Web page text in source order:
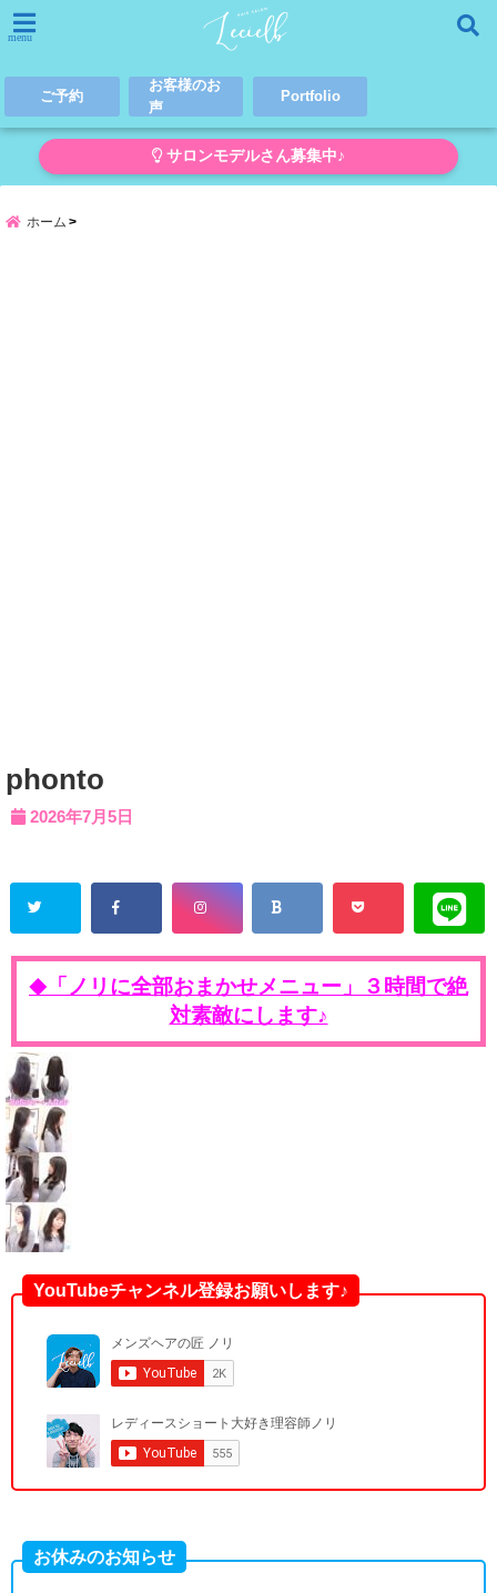
menu
ご予約
お客様のお
声
Portfolio
サロンモデルさん募集中♪
ホーム
phonto
2026年7月5日
◆
「ノリに全部おまかせメニュー」３時間で絶
対素敵にします♪
YouTubeチャンネル登録お願いします♪
お休みのお知らせ